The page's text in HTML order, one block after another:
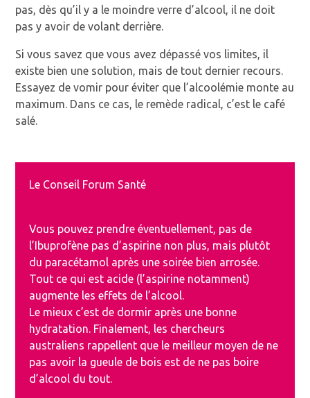
pas, dès qu’il y a le moindre verre d’alcool, il ne doit
pas y avoir de volant derrière.
Si vous savez que vous avez dépassé vos limites, il
existe bien une solution, mais de tout dernier recours.
Essayez de vomir pour éviter que l’alcoolémie monte au
maximum. Dans ce cas, le remède radical, c’est le café
salé.
Le Conseil Forum Santé
Vous pouvez prendre éventuellement, pas de
l’Ibuprofène pas d’aspirine non plus, mais plutôt
du paracétamol après une soirée bien arrosée.
Tout ce qui est acide (l’aspirine notamment)
augmente les effets de l’alcool.
Le mieux c’est de dormir après une bonne
hydratation. Finalement, les chercheurs
australiens rappellent que le meilleur moyen de ne
pas avoir la gueule de bois est de ne pas boire
d’alcool du tout.